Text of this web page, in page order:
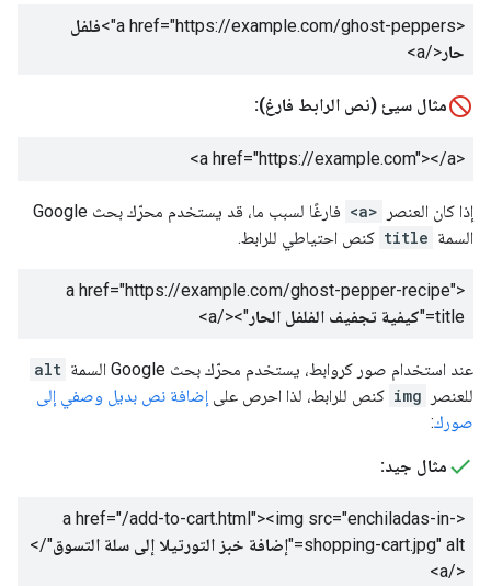
<a href="https://example.com/ghost-peppers">
فلفل
حار</a>
مثال سيئ (نص الرابط فارغ):
<a href="https://example.com">
</a>
إذا كان العنصر <a>
فارغًا لسبب ما، قد يستخدم محرّك بحث Google
السمة title كنص احتياطي للرابط.
<a href="https://example.com/ghost-pepper-recipe"
title="
كيفية تجفيف الفلفل الحار"></a>
عند استخدام صور كروابط، يستخدم محرّك بحث Google السمة
alt
للعنصر
img كنص للرابط، لذا احرص على إضافة نص بديل وصفي إلى
صورك:
مثال جيد:
<a href="/add-to-cart.html"><img src="enchiladas-in-
shopping-cart.jpg" alt="
إضافة خبز التورتيلا إلى سلة التسوق"/>
</a>